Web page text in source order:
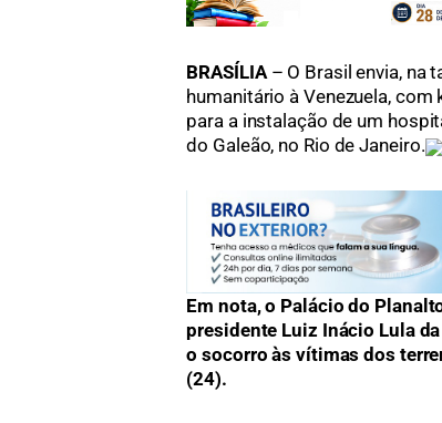
BRASÍLIA – O Brasil envia, na
humanitário à Venezuela,
para a instalação de um
do Galeão, no Rio de Janeiro.
Em nota, o Palácio do
presidente Luiz Inácio Lula
o socorro às vítimas dos
(24).